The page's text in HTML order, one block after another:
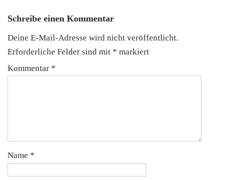
Schreibe einen Kommentar
Deine E-Mail-Adresse wird nicht veröffentlicht.
Erforderliche Felder sind mit * markiert
Kommentar *
Name *